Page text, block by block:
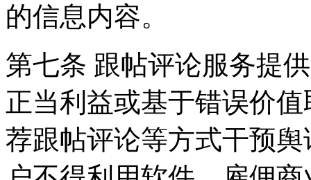
的信息内容。
第七条 跟帖评论服务提
正当利益或基于错误价
荐跟帖评论等方式干预